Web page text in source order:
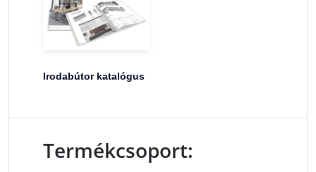
Irodabútor katalógus
Termékcsoport: